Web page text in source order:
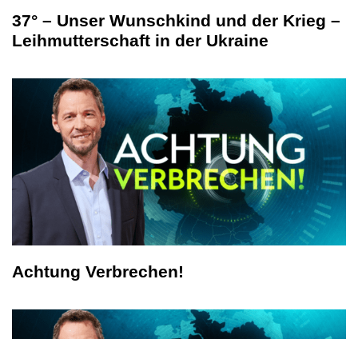
37° – Unser Wunschkind und der Krieg –
Leihmutterschaft in der Ukraine
Achtung Verbrechen!